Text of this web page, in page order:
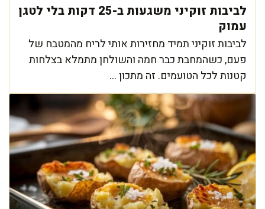
לביבות זוקיני משגעות ב-25 דקות בלי לטגן
עמוק
לביבות זוקיני תמיד מחזירות אותי לריח מהמטבח של
פעם, כשהמחבת כבר חמה והשולחן מתמלא בצלחות
קטנות לכל הטועמים. זה מתכון ...